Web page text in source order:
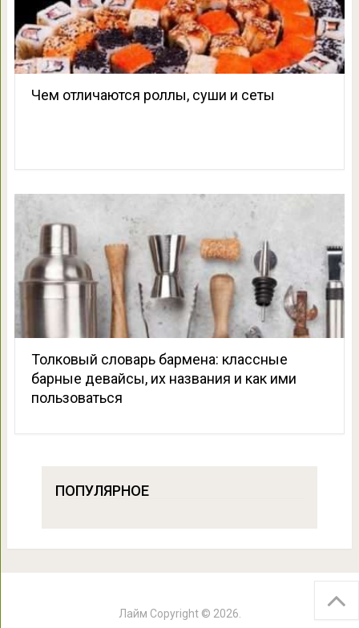
Чем отличаются роллы, суши и сеты
Толковый словарь бармена: классные
барные девайсы, их названия и как ими
пользоваться
ПОПУЛЯРНОЕ
Лайм Copyright © 2026.